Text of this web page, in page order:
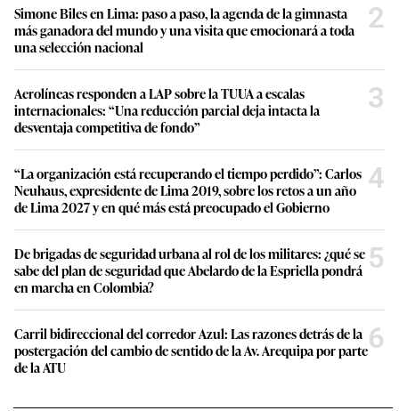
Simone Biles en Lima: paso a paso, la agenda de la gimnasta
más ganadora del mundo y una visita que emocionará a toda
una selección nacional
2
Aerolíneas responden a LAP sobre la TUUA a escalas
internacionales: “Una reducción parcial deja intacta la
desventaja competitiva de fondo”
3
“La organización está recuperando el tiempo perdido”: Carlos
Neuhaus, expresidente de Lima 2019, sobre los retos a un año
de Lima 2027 y en qué más está preocupado el Gobierno
4
De brigadas de seguridad urbana al rol de los militares: ¿qué se
sabe del plan de seguridad que Abelardo de la Espriella pondrá
en marcha en Colombia?
5
Carril bidireccional del corredor Azul: Las razones detrás de la
postergación del cambio de sentido de la Av. Arequipa por parte
de la ATU
6